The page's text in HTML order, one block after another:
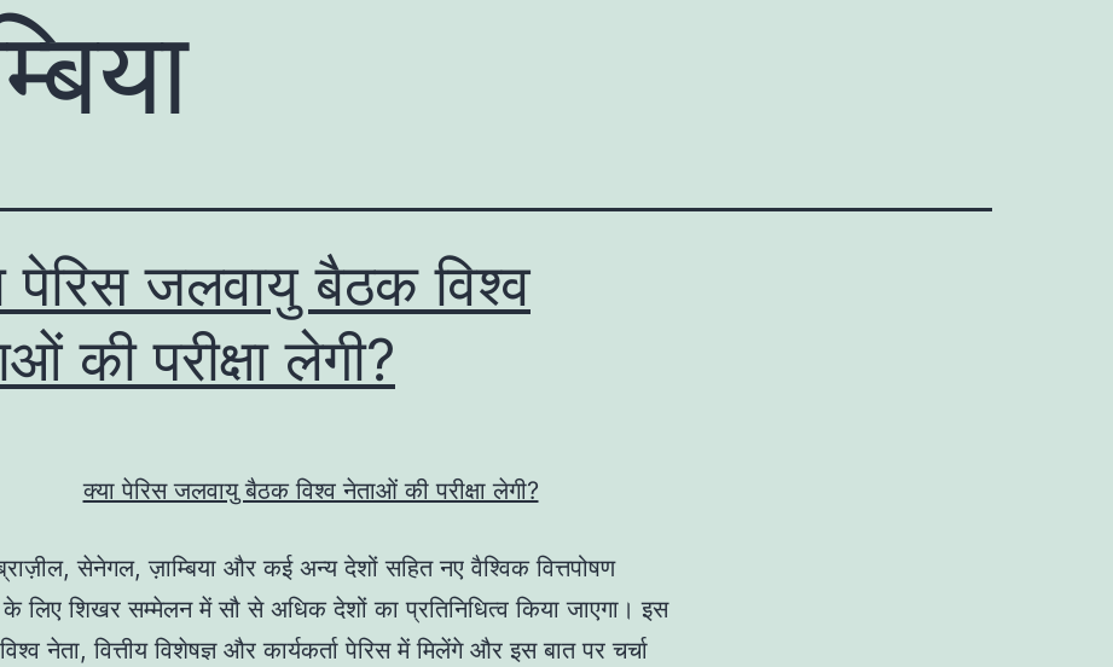
पेरिस जलवायु बैठक विश्व
की परीक्षा लेगी?
सेनेगल, ज़ाम्बिया और कई अन्य देशों सहित नए वैश्विक वित्तपोषण
लिए शिखर सम्मेलन में सौ से अधिक देशों का प्रतिनिधित्व किया जाएगा। इस
नेता, वित्तीय विशेषज्ञ और कार्यकर्ता पेरिस में मिलेंगे और इस बात पर चर्चा